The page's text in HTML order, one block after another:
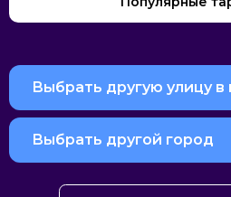
Выбрать другую улицу в
Выбрать другой город